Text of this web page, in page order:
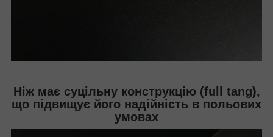
Ніж має суцільну конструкцію (full tang),
що підвищує його надійність в польових
умовах